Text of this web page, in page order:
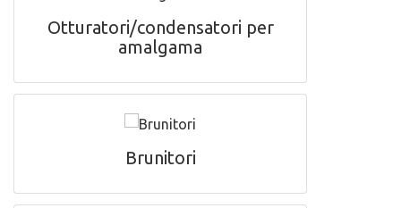
Otturatori/condensatori per
amalgama
Brunitori